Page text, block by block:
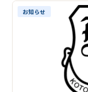
推薦制度
転入学・編入学
オープンキャンパス
お知らせ